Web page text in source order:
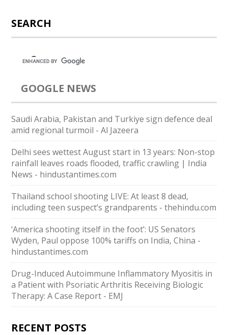
SEARCH
GOOGLE NEWS
Saudi ⁠Arabia, Pakistan and Turkiye sign defence deal
amid regional turmoil - Al Jazeera
Delhi sees wettest August start in 13 years: Non-stop
rainfall leaves roads flooded, traffic crawling | India
News - hindustantimes.com
Thailand school shooting LIVE: At least 8 dead,
including teen suspect’s grandparents - thehindu.com
‘America shooting itself in the foot’: US Senators
Wyden, Paul oppose 100% tariffs on India, China -
hindustantimes.com
Drug-Induced Autoimmune Inflammatory Myositis in
a Patient with Psoriatic Arthritis Receiving Biologic
Therapy: A Case Report - EMJ
RECENT POSTS